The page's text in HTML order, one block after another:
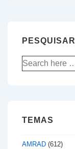
PESQUISAR
Pesquisar
por:
TEMAS
AMRAD (612)